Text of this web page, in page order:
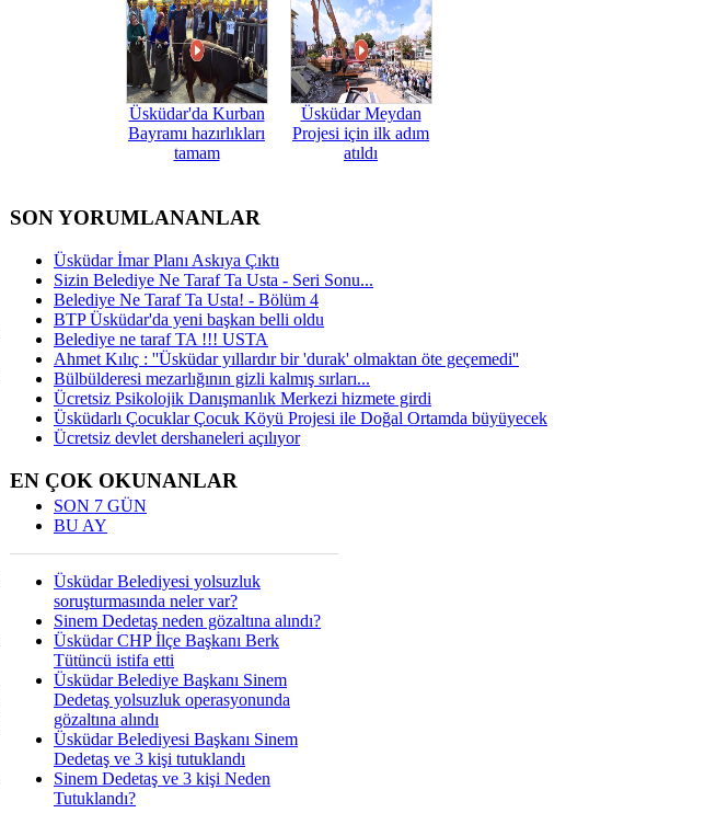
Üsküdar'da Kurban
Bayramı hazırlıkları
tamam
Üsküdar Meydan
Projesi için ilk adım
atıldı
SON YORUMLANANLAR
Üsküdar İmar Planı Askıya Çıktı
Sizin Belediye Ne Taraf Ta Usta - Seri Sonu...
Belediye Ne Taraf Ta Usta! - Bölüm 4
BTP Üsküdar'da yeni başkan belli oldu
Belediye ne taraf TA !!! USTA
Ahmet Kılıç : ''Üsküdar yıllardır bir 'durak' olmaktan öte geçemedi''
Bülbülderesi mezarlığının gizli kalmış sırları...
Ücretsiz Psikolojik Danışmanlık Merkezi hizmete girdi
Üsküdarlı Çocuklar Çocuk Köyü Projesi ile Doğal Ortamda büyüyecek
Ücretsiz devlet dershaneleri açılıyor
EN ÇOK OKUNANLAR
SON 7 GÜN
BU AY
Üsküdar Belediyesi yolsuzluk
soruşturmasında neler var?
Sinem Dedetaş neden gözaltına alındı?
Üsküdar CHP İlçe Başkanı Berk
Tütüncü istifa etti
Üsküdar Belediye Başkanı Sinem
Dedetaş yolsuzluk operasyonunda
gözaltına alındı
Üsküdar Belediyesi Başkanı Sinem
Dedetaş ve 3 kişi tutuklandı
Sinem Dedetaş ve 3 kişi Neden
Tutuklandı?